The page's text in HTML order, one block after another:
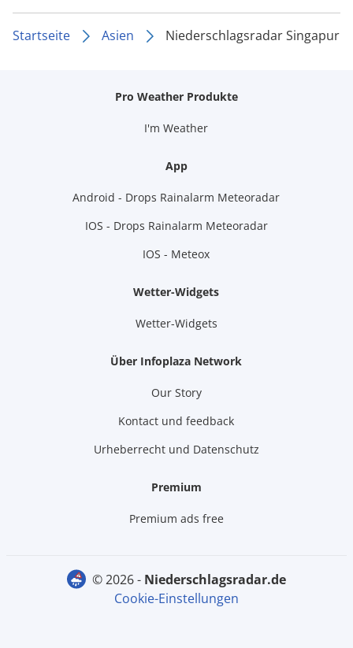
Startseite Asien Niederschlagsradar Singapur
Pro Weather Produkte
I'm Weather
App
Android - Drops Rainalarm Meteoradar
IOS - Drops Rainalarm Meteoradar
IOS - Meteox
Wetter-Widgets
Wetter-Widgets
Über Infoplaza Network
Our Story
Kontact und feedback
Urheberrecht und Datenschutz
Premium
Premium ads free
© 2026 -
niederschlagsradar.de
Cookie-Einstellungen